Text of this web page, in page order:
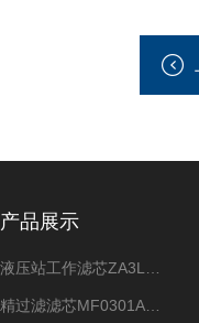
产品展示